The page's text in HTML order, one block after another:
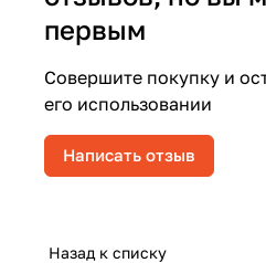
первым
Совершите покупку и
его использовании
Написать отзыв
Назад к списку